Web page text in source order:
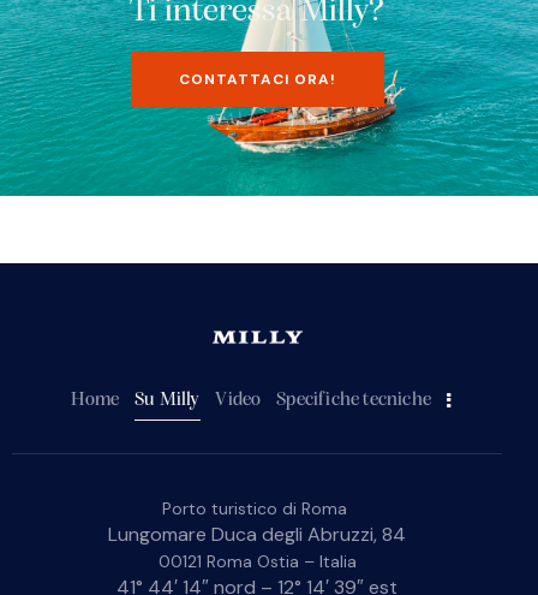
Ti interessa Milly?
CONTATTACI ORA!
Home Su Milly Video Specifiche tecniche
Porto turistico di Roma
Lungomare Duca degli Abruzzi, 84
00121 Roma Ostia – Italia
41° 44′ 14″ nord – 12° 14′ 39″ est